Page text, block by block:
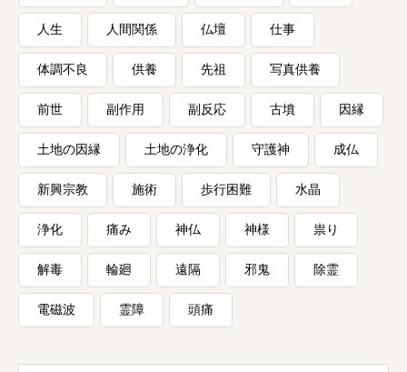
人生 人間関係 仏壇 仕事
体調不良 供養 先祖 写真供養
前世 副作用 副反応 古墳 因縁
土地の因縁 土地の浄化 守護神 成仏
新興宗教 施術 歩行困難 水晶
浄化 痛み 神仏 神様 祟り
解毒 輪廻 遠隔 邪鬼 除霊
電磁波 霊障 頭痛